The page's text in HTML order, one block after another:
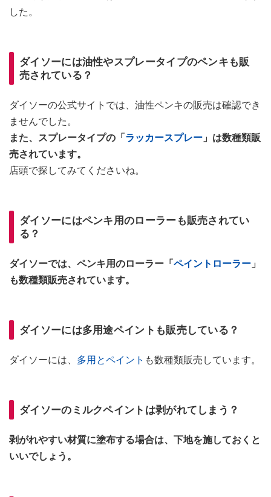
した。
ダイソーには油性やスプレータイプのペンキも販
売されている？
ダイソーの公式サイトでは、油性ペンキの販売は確認でき
ませんでした。
また、スプレータイプの「ラッカースプレー 」は数種類販
売されています。
店頭で探してみてくださいね。
ダイソーにはペンキ用のローラーも販売されてい
る？
ダイソーでは、ペンキ用のローラー「ペイントローラー 」
も数種類販売されています。
ダイソーには多用途ペイントも販売している？
ダイソーには、 多用とペイント も数種類販売しています。
ダイソーのミルクペイントは剥がれてしまう？
剥がれやすい材質に塗布する場合は、下地を施しておくと
いいでしょう。